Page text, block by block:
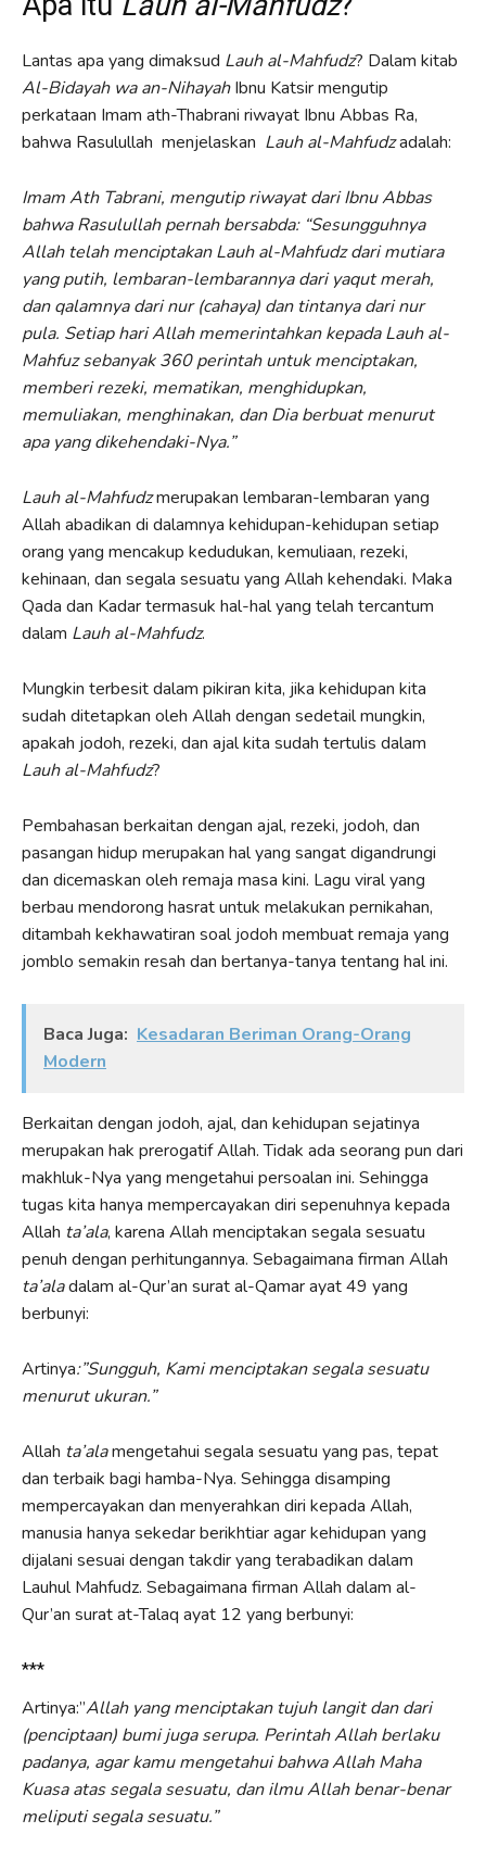
Lantas apa yang dimaksud Lauh al-Mahfudz? Dalam kitab
Al-Bidayah wa an-NihayahIbnu Katsir mengutip
perkataan Imam ath-Thabrani riwayat Ibnu Abbas Ra,
bahwa Rasulullah menjelaskan Lauh al-Mahfudzadalah:
Imam Ath Tabrani, mengutip riwayat dari Ibnu Abbas
bahwa Rasulullah pernah bersabda: “Sesungguhnya
Allah telah menciptakan Lauh al-Mahfudz dari mutiara
yang putih, lembaran-lembarannya dari yaqut merah,
dan qalamnya dari nur (cahaya) dan tintanya dari nur
pula. Setiap hari Allah memerintahkan kepada Lauh al-
Mahfuz sebanyak 360 perintah untuk menciptakan,
memberi rezeki, mematikan, menghidupkan,
memuliakan, menghinakan, dan Dia berbuat menurut
apa yang dikehendaki-Nya.”
Lauh al-Mahfudzmerupakan lembaran-lembaran yang
Allah abadikan di dalamnya kehidupan-kehidupan setiap
orang yang mencakup kedudukan, kemuliaan, rezeki,
kehinaan, dan segala sesuatu yang Allah kehendaki. Maka
Qada dan Kadar termasuk hal-hal yang telah tercantum
dalam Lauh al-Mahfudz.
Mungkin terbesit dalam pikiran kita, jika kehidupan kita
sudah ditetapkan oleh Allah dengan sedetail mungkin,
apakah jodoh, rezeki, dan ajal kita sudah tertulis dalam
Lauh al-Mahfudz?
Pembahasan berkaitan dengan ajal, rezeki, jodoh, dan
pasangan hidup merupakan hal yang sangat digandrungi
dan dicemaskan oleh remaja masa kini. Lagu viral yang
berbau mendorong hasrat untuk melakukan pernikahan,
ditambah kekhawatiran soal jodoh membuat remaja yang
jomblo semakin resah dan bertanya-tanya tentang hal ini.
Baca Juga: Kesadaran Beriman Orang-Orang
Modern
Berkaitan dengan jodoh, ajal, dan kehidupan sejatinya
merupakan hak prerogatif Allah. Tidak ada seorang pun dari
makhluk-Nya yang mengetahui persoalan ini. Sehingga
tugas kita hanya mempercayakan diri sepenuhnya kepada
Allah ta’ala, karena Allah menciptakan segala sesuatu
penuh dengan perhitungannya. Sebagaimana firman Allah
ta’aladalam al-Qur’an surat al-Qamar ayat 49 yang
berbunyi:
Artinya:”Sungguh, Kami menciptakan segala sesuatu
menurut ukuran.”
Allah ta’alamengetahui segala sesuatu yang pas, tepat
dan terbaik bagi hamba-Nya. Sehingga disamping
mempercayakan dan menyerahkan diri kepada Allah,
manusia hanya sekedar berikhtiar agar kehidupan yang
dijalani sesuai dengan takdir yang terabadikan dalam
Lauhul Mahfudz. Sebagaimana firman Allah dalam al-
Qur’an surat at-Talaq ayat 12 yang berbunyi:
***
Artinya:”Allah yang menciptakan tujuh langit dan dari
(penciptaan) bumi juga serupa. Perintah Allah berlaku
padanya, agar kamu mengetahui bahwa Allah Maha
Kuasa atas segala sesuatu, dan ilmu Allah benar-benar
meliputi segala sesuatu.”